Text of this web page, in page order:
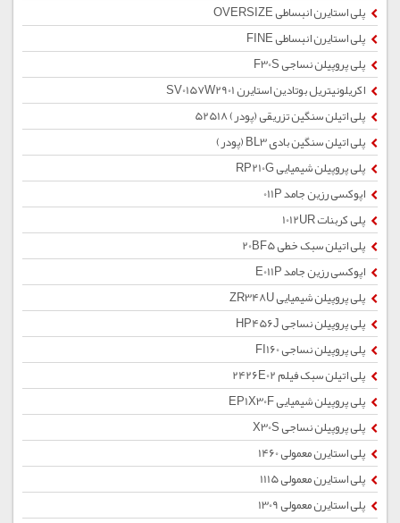
پلی استایرن انبساطی OVERSIZE
پلی استایرن انبساطی FINE
پلی پروپیلن نساجی F30S
اکریلونیتریل بوتادین استایرن SV0157W2901
پلی اتیلن سنگین تزریقی (پودر) 52518
پلی اتیلن سنگین بادی BL3 (پودر)
پلی پروپیلن شیمیایی RP210G
اپوکسی رزین جامد 011P
پلی کربنات 1012UR
پلی اتیلن سبک خطی 20BF5
اپوکسی رزین جامد E011P
پلی پروپیلن شیمیایی ZR348U
پلی پروپیلن نساجی HP456J
پلی پروپیلن نساجی FI160
پلی اتیلن سبک فیلم 2426E02
پلی پروپیلن شیمیایی EP1X30F
پلی پروپیلن نساجی X30S
پلی استایرن معمولی 1460
پلی استایرن معمولی 1115
پلی استایرن معمولی 1309